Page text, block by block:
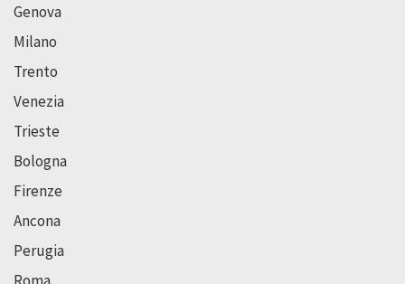
Genova
Milano
Trento
Venezia
Trieste
Bologna
Firenze
Ancona
Perugia